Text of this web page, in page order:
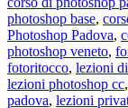
photoshop base,
Photoshop Padova,
photoshop veneto,
fotoritocco, lezioni
lezioni photoshop cc,
padova, lezioni